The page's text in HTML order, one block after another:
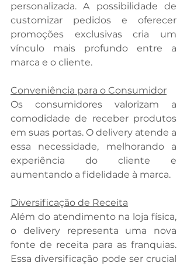
personalizada. A possibilidade de
customizar pedidos e oferecer
promoções exclusivas cria um
vínculo mais profundo entre a
marca e o cliente.
Conveniência para o Consumidor
Os consumidores valorizam a
comodidade de receber produtos
em suas portas. O delivery atende a
essa necessidade, melhorando a
experiência do cliente e
aumentando a fidelidade à marca.
Diversificação de Receita
Além do atendimento na loja física,
o delivery representa uma nova
fonte de receita para as franquias.
Essa diversificação pode ser crucial